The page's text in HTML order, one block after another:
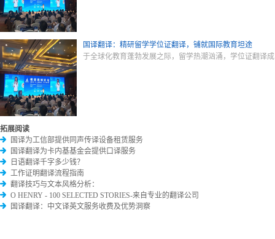
国译翻译：精研留学学位证翻译，铺就国际教育坦途
于全球化教育蓬勃发展之际，留学热潮汹涌，学位证翻译
拓展阅读
国译为工信部提供同声传译设备租赁服务
国译翻译为卡内基基金会提供口译服务
日语翻译千字多少钱？
工作证明翻译流程指南
翻译技巧与文本风格分析：
O HENRY - 100 SELECTED STORIES-来自专业的翻译公司
国译翻译：中文译英文服务收费及优势洞察